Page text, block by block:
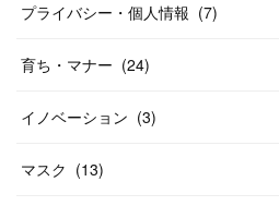
プライバシー・個人情報 (7)
育ち・マナー (24)
イノベーション (3)
マスク (13)